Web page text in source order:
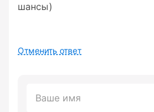
шансы)
Отменить ответ